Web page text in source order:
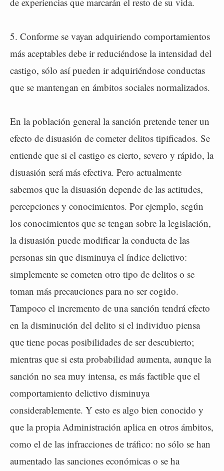
5. Conforme se vayan adquiriendo comportamientos
más aceptables debe ir reduciéndose la intensidad del
castigo, sólo así pueden ir adquiriéndose conductas
que se mantengan en ámbitos sociales normalizados.
En la población general la sanción pretende tener un
efecto de disuasión de cometer delitos tipificados. Se
entiende que si el castigo es cierto, severo y rápido, la
disuasión será más efectiva. Pero actualmente
sabemos que la disuasión depende de las actitudes,
percepciones y conocimientos. Por ejemplo, según
los conocimientos que se tengan sobre la legislación,
la disuasión puede modificar la conducta de las
personas sin que disminuya el índice delictivo:
simplemente se cometen otro tipo de delitos o se
toman más precauciones para no ser cogido.
Tampoco el incremento de una sanción tendrá efecto
en la disminución del delito si el individuo piensa
que tiene pocas posibilidades de ser descubierto;
mientras que si esta probabilidad aumenta, aunque la
sanción no sea muy intensa, es más factible que el
comportamiento delictivo disminuya
considerablemente. Y esto es algo bien conocido y
que la propia Administración aplica en otros ámbitos,
como el de las infracciones de tráfico: no sólo se han
aumentado las sanciones económicas o se ha